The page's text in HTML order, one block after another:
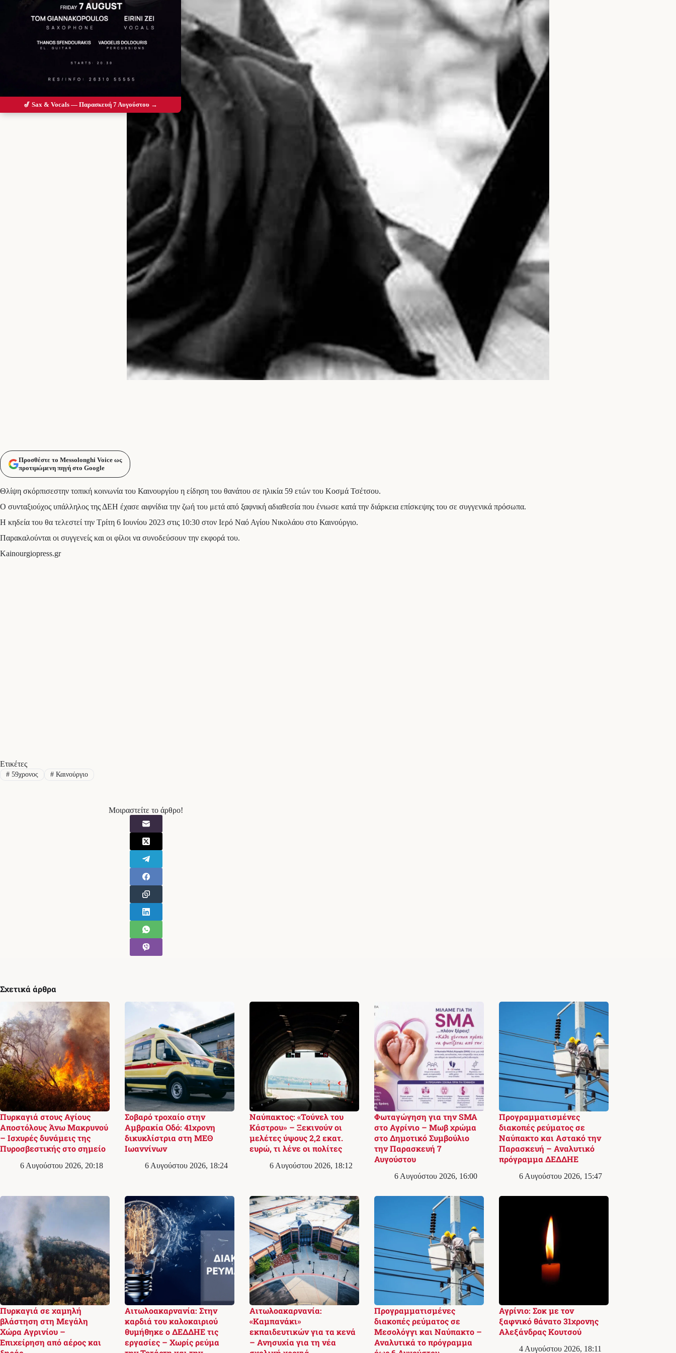
Προσθέστε το Messolonghi Voice ως
προτιμώμενη πηγή στο Google
Θλίψη σκόρπισεστην τοπική κοινωνία του Καινουργίου η είδηση του θανάτου σε ηλικία 59 ετών του Κοσμά Τσέτσου.
Ο συνταξιούχος υπάλληλος της ΔΕΗ έχασε αιφνίδια την ζωή του μετά από ξαφνική αδιαθεσία που ένιωσε κατά την διάρκεια επίσκεψης του σε συγγενικά πρόσωπα.
Η κηδεία του θα τελεστεί την Τρίτη 6 Ιουνίου 2023 στις 10:30 στον Ιερό Ναό Αγίου Νικολάου στο Καινούργιο.
Παρακαλούνται οι συγγενείς και οι φίλοι να συνοδεύσουν την εκφορά του.
Kainourgiopress.gr
Ετικέτες
#59χρονος #Καινούργιο
Μοιραστείτε το άρθρο!
Σχετικά άρθρα
Πυρκαγιά στους Αγίους
Αποστόλους Άνω Μακρυνού
– Ισχυρές δυνάμεις της
Πυροσβεστικής στο σημείο
6 Αυγούστου 2026, 20:18
Σοβαρό τροχαίο στην
Αμβρακία Οδό: 41χρονη
δικυκλίστρια στη ΜΕΘ
Ιωαννίνων
6 Αυγούστου 2026, 18:24
Ναύπακτος: «Τούνελ του
Κάστρου» – Ξεκινούν οι
μελέτες ύψους 2,2 εκατ.
ευρώ, τι λένε οι πολίτες
6 Αυγούστου 2026, 18:12
Φωταγώγηση για την SMA
στο Αγρίνιο – Μωβ χρώμα
στο Δημοτικό Συμβούλιο
την Παρασκευή 7
Αυγούστου
6 Αυγούστου 2026, 16:00
Προγραμματισμένες
διακοπές ρεύματος σε
Ναύπακτο και Αστακό την
Παρασκευή – Αναλυτικό
πρόγραμμα ΔΕΔΔΗΕ
6 Αυγούστου 2026, 15:47
Πυρκαγιά σε χαμηλή
βλάστηση στη Μεγάλη
Χώρα Αγρινίου –
Επιχείρηση από αέρος και
Αιτωλοακαρνανία: Στην
καρδιά του καλοκαιριού
θυμήθηκε ο ΔΕΔΔΗΕ τις
εργασίες – Χωρίς ρεύμα
Αιτωλοακαρνανία:
«Καμπανάκι»
εκπαιδευτικών για τα κενά
– Ανησυχία για τη νέα
Προγραμματισμένες
διακοπές ρεύματος σε
Μεσολόγγι και Ναύπακτο –
Αναλυτικά το πρόγραμμα
Αγρίνιο: Σοκ με τον
ξαφνικό θάνατο 31χρονης
Αλεξάνδρας Κουτσού
4 Αυγούστου 2026, 18:11
🎷 Sax & Vocals — Παρασκευή 7 Αυγούστου →